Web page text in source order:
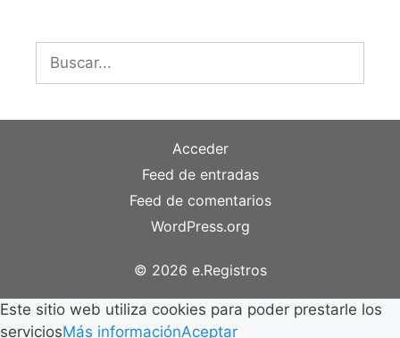
Buscar:
Acceder
Feed de entradas
Feed de comentarios
WordPress.org
© 2026 e.Registros
Este sitio web utiliza cookies para poder prestarle los
serviciosMás informaciónAceptar